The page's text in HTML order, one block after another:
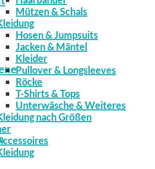
Mützen & Schals
Hosen & Jumpsuits
Jacken & Mäntel
Kleider
Pullover & Longsleeves
Röcke
T-Shirts & Tops
Unterwäsche & Weiteres
nach Größen